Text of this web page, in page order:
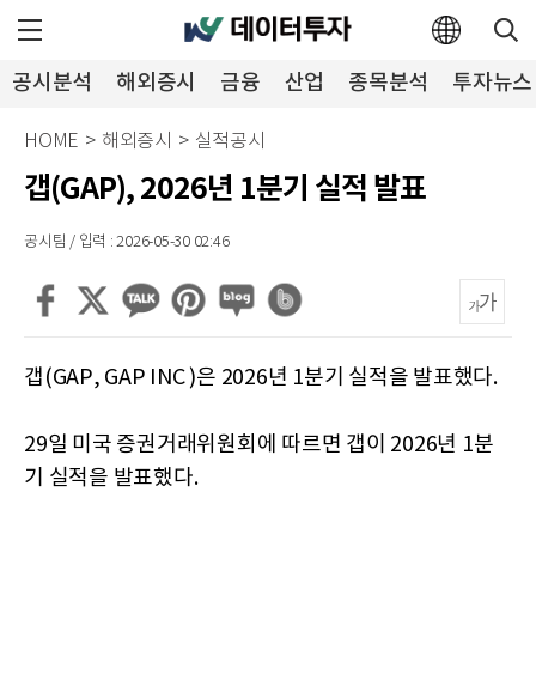
공시분석 해외증시 금융 산업 종목분석 투자뉴스
HOME > 해외증시 > 실적공시
갭(GAP), 2026년 1분기 실적 발표
공시팀 / 입력 : 2026-05-30 02:46
갭(GAP, GAP INC )은 2026년 1분기 실적을 발표했다.
29일 미국 증권거래위원회에 따르면 갭이 2026년 1분
기 실적을 발표했다.